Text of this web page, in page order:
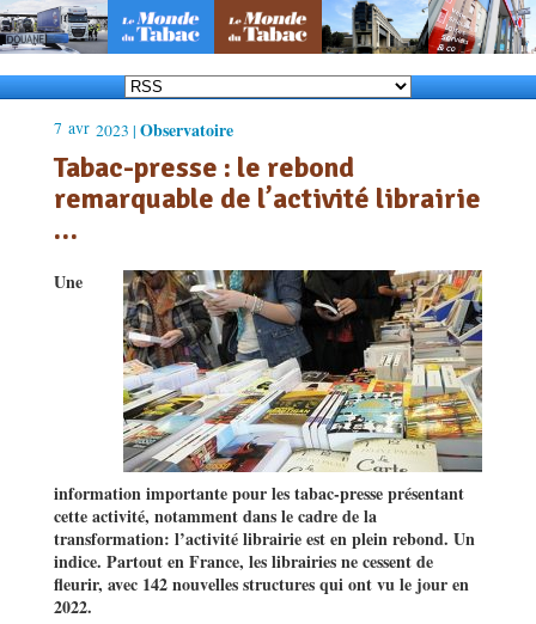
7 avr 2023 | Observatoire
Tabac-presse : le rebond
remarquable de l’activité librairie
…
Une
information importante pour les tabac-presse présentant
cette activité, notamment dans le cadre de la
transformation: l’activité librairie est en plein rebond. Un
indice. Partout en France, les librairies ne cessent de
fleurir, avec 142 nouvelles structures qui ont vu le jour en
2022.